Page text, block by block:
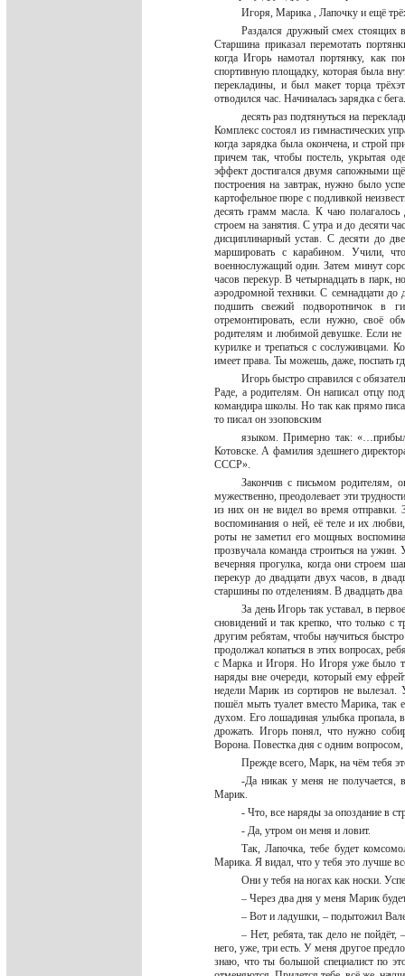
Игоря, Марика , Лапочку и ещё
Раздался дружный смех стоящих
Старшина приказал перемотать
когда Игорь намотал портянку, как
спортивную площадку, которая была
перекладины, и был макет торца
отводился час. Начиналась зарядка с
десять раз подтянуться на
Комплекс состоял из гимнастических
когда зарядка была окончена, и строй
причем так, чтобы постель, укрытая
эффект достигался двумя сапожными
построения на завтрак, нужно было
картофельное пюре с подливкой
десять грамм масла. К чаю полагалось
строем на занятия. С утра и до десяти
дисциплинарный устав. С десяти до
маршировать с карабином. Учили,
военнослужащий один. Затем минут
часов перекур. В четырнадцать в парк,
аэродромной техники. С семнадцати до
подшить свежий подворотничок в
отремонтировать, если нужно, своё
родителям и любимой девушке. Если не
курилке и трепаться с сослуживцами.
имеет права. Ты можешь, даже, поспать
Игорь быстро справился с
Раде, а родителям. Он написал отцу
командира школы. Но так как прямо
то писал он эзоповским
языком. Примерно так:
Котовске. А фамилия здешнего
СССР».
Закончив с письмом родителям,
мужественно, преодолевает эти
из них он не видел во время отправки.
воспоминания о ней, её теле и их
роты не заметил его мощных
прозвучала команда строиться на
вечерняя прогулка, когда они строем
перекур до двадцати двух часов, в
старшины по отделениям. В двадцать
За день Игорь так уставал, в
сновидений и так крепко, что только
другим ребятам, чтобы научиться
продолжал копаться в этих вопросах,
с Марка и Игоря. Но Игоря уже было
наряды вне очереди, который ему
недели Марик из сортиров не
пошёл мыть туалет вместо Марика, так
духом. Его лошадиная улыбка пропала,
дрожать. Игорь понял, что нужно
Ворона. Повестка дня с одним
Прежде всего, Марк, на чём тебя
-Да никак у меня не получается,
Марик.
- Что, все наряды за опоздание в
- Да, утром он меня и ловит.
Так, Лапочка, тебе будет
Марика. Я видал, что у тебя это лучше
Они у тебя на ногах как носки.
– Через два дня у меня Марик
– Вот и ладушки, – подытожил
– Нет, ребята, так дело не
него, уже, три есть. У меня другое
знаю, что ты большой специалист по